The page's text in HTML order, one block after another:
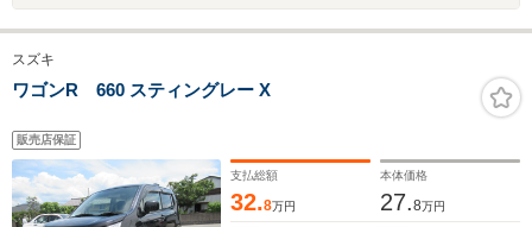
スズキ
ワゴンR 660 スティングレー X
販売店保証
支払総額
32.8万円
本体価格
27.8万円